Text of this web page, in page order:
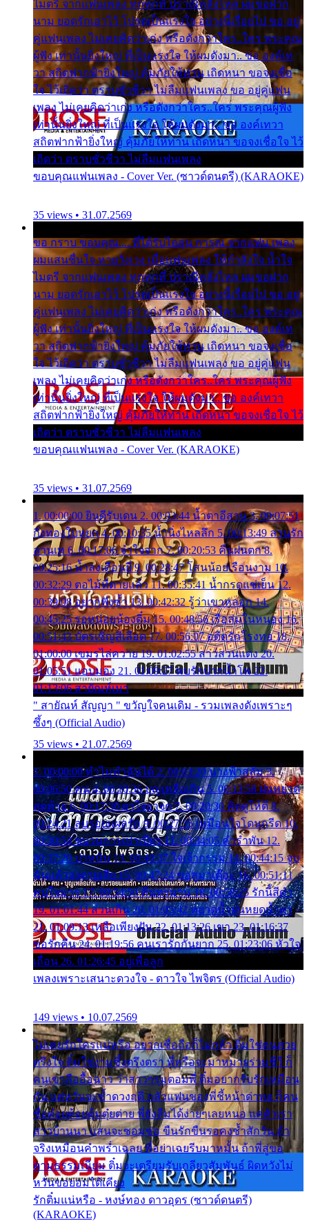
ไมตรี จากแฟนเพลง ทุกทุกที่ ปราณีหลั่งไหล ผมขอฝาก
นาม ยอดรักเอาไว้ โปรดเป็นแรงใจ อย่างนี้เรื่อยไป ขอ อยู่
คู่แฟนเพลง ไม่เคยคิดว่าเก่ง หรือดังกว่าใคร..ใคร พระคุณ
ผู้ฟัง เท่านั้นยิ่งใหญ่ ที่เป็นแรงใจ ให้ผมดังมา.. ขอ องค์เท
วา สถิตฟากฟ้ายิ่งใหญ่ คุ้มภัยให้ท่าน เถิดหนา ขอจงเชื่อ
ใจ ไว้เถิดว่า ตราบชั่วชีวา ไม่ลืมแฟนเพลง ขอ อยู่คู่แฟน
เพลง ไม่เคยคิดว่าเก่ง หรือดังกว่าใคร..ใคร พระคุณผู้ฟัง
เท่านั้นยิ่งใหญ่ ที่เป็นแรงใจ ให้ผมดังมา.. ขอ องค์เทวา
สถิตฟากฟ้ายิ่งใหญ่ คุ้มภัยให้ท่าน เถิดหนา ขอจงเชื่อใจ ไว้
เถิดว่า ตราบชั่วชีวา ไม่ลืมแฟนเพลง
ขอบคุณแฟนเพลง - Cover Ver. (ซาวด์ดนตรี) (KARAOKE)
35 views • 31.07.2569
ขอ กราบ ขอบคุณ.... ที่ได้รับไออุ่น การุณ จากแฟน เพลง
ผมแสนชื่นใจ หายวังเวง เมื่อแฟนเพลง ให้กำลังใจ น้ำใจ
ไมตรี จากแฟนเพลง ทุกทุกที่ ปราณีหลั่งไหล ผมขอฝาก
นาม ยอดรักเอาไว้ โปรดเป็นแรงใจ อย่างนี้เรื่อยไป ขอ อยู่
คู่แฟนเพลง ไม่เคยคิดว่าเก่ง หรือดังกว่าใคร..ใคร พระคุณ
ผู้ฟัง เท่านั้นยิ่งใหญ่ ที่เป็นแรงใจ ให้ผมดังมา.. ขอ องค์เท
วา สถิตฟากฟ้ายิ่งใหญ่ คุ้มภัยให้ท่าน เถิดหนา ขอจงเชื่อ
ใจ ไว้เถิดว่า ตราบชั่วชีวา ไม่ลืมแฟนเพลง ขอ อยู่คู่แฟน
เพลง ไม่เคยคิดว่าเก่ง หรือดังกว่าใคร..ใคร พระคุณผู้ฟัง
เท่านั้นยิ่งใหญ่ ที่เป็นแรงใจ ให้ผมดังมา.. ขอ องค์เทวา
สถิตฟากฟ้ายิ่งใหญ่ คุ้มภัยให้ท่าน เถิดหนา ขอจงเชื่อใจ ไว้
เถิดว่า ตราบชั่วชีวา ไม่ลืมแฟนเพลง
ขอบคุณแฟนเพลง - Cover Ver. (KARAOKE)
35 views • 31.07.2569
1. 00:00:00 ยินดีรับเดน 2. 00:03:44 น้ำตาอีสาน 3. 00:07:51
กิ่งทองใบหยก 4. 00:10:35 น้ำนิ่งไหลลึก 5. 00:13:49 ลานรัก
ลานเท 6. 00:17:06 จำใจจาก 7. 00:20:53 คืนฝนตก 8.
00:25:16 น้ำลงเดือนยี่ 9. 00:28:47 โสนน้อยเรือนงาม 10.
00:32:29 ตอไม้ที่ตายแล้ว 11. 00:35:41 น้ำกรดแช่เย็น 12.
00:39:08 อยากฟังซ้ำ 13. 00:42:32 รู้ว่าเขาหลอก 14.
00:45:25 รอหน่อยน้องติ๋ม 15. 00:48:56 เรือล่มในหนอง 16.
00:51:43 บัตรเชิญสีเลือด 17. 00:56:07 อดีตรักโรงทอ 18.
01:00:00 เขมรไล่ควาย 19. 01:02:55 สาวสวนแตง 20.
01:05:51 แอบมอง 21. 01:09:27 พบรักปากน้ำโพ 22.
01:13:06 สายัณห์เมา
" สายัณห์ สัญญา " ขวัญใจคนเดิม - รวมเพลงดังเพราะๆ
ซึ้งๆ (Official Audio)
35 views • 21.07.2569
1. 00:00:00 ทำไมทำฉันได้ 2. 00:03:20 นางฟ้าสลัม 3.
00:06:50 คน 4. 00:10:36 บุญเหลือเกิน 5. 00:13:58 ฝนหยาด
สุดท้าย 6. 00:17:30 ยาใจยาจก 7. 00:20:30 คิดดูให้ดี 8.
00:24:21 ลบรอยแผลรัก 9. 00:27:35 เหมือนใจโดนกรีด 10.
00:30:54 ขบวนการเปาเปียว 11. 00:34:05 คำรำพัน 12.
00:37:20 ปาหนัน 13. 00:40:37 ใจเจ้ากรรม 14. 00:44:15 จูบ
ฉันแล้วจงตายเสีย 15. 00:47:24 ขอสูมาเต๊อะ 16. 00:51:11
คนใจมาร 17. 00:54:50 คืนทรมาน 18. 00:58:25 รักนี้สีดำ
19. 01:01:44 ส่วนเกิน 20. 01:05:42 หยาดน้ำฝนหยดน้ำตา
21. 01:09:13 เหลือเพียงฝัน 22. 01:13:26 เขา 23. 01:16:37
ขอรักคืน 24. 01:19:56 คนเรารักกันยาก 25. 01:23:06 หัวใจ
เถื่อน 26. 01:26:45 อยู่เพื่อลูก
เพลงเพราะเสนาะดวงใจ - ดาวใจ ไพจิตร (Official Audio)
149 views • 10.07.2569
ไม่เคยรักใครแน่หรือ อยากเชื่อถือก็ไม่กล้า ติ๋มใช่คนสวย
ตรึงใจ ติ๋มใช่งามซึ้งตรึงตรา พี่หรือจะมาหมายร่วมชีวี ก็
คนเขาลืออื้อฉาว ว่าสาวๆรุมตอมพี่ ติ๋มอยากรับรักเหมือน
กัน แต่หวั่นจะช้ำดวงฤดี กลัวแฟนของพี่ชี้หน้าด่าทอ ก็คน
ชื่อต๋อยต้อยตุ้มตุ๋ยต่าย พี่ยังลืมได้ง่ายๆเลยหนอ แค่ตัวเรา
สาวบ้านนา แสนจะซอมซ่อ ขืนรักขืนรอคงช้ำสักวัน ถ้า
จริงเหมือนคำพร่ำเฉลย พี่อย่าเฉยรีบมาหมั้น ถ้าพี่สู่ขอ
ตามธรรมเนียม ติ๋มจะเตรียมรับเกลียวสัมพันธ์ ผิดหวังไม่
หวั่นขอยอมได้เคียง
รักติ๋มแน่หรือ - หงษ์ทอง ดาวอุดร (ซาวด์ดนตรี)
(KARAOKE)